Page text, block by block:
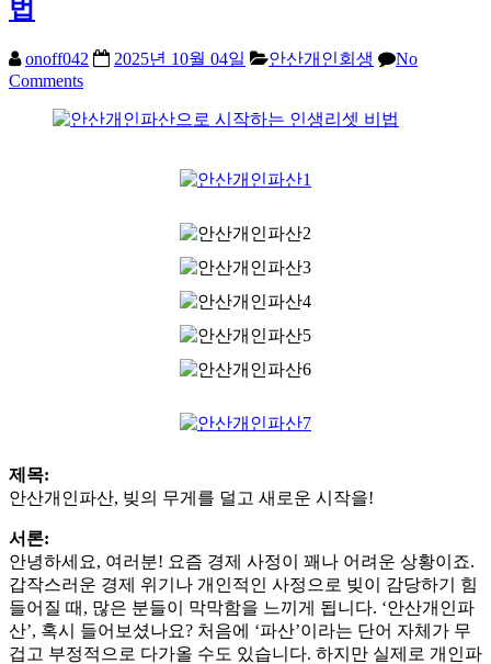
법
onoff042 2025년 10월 04일 안산개인회생
No
Comments
제목:
안산개인파산, 빚의 무게를 덜고 새로운 시작을!
서론:
안녕하세요, 여러분! 요즘 경제 사정이 꽤나 어려운 상황이죠.
갑작스러운 경제 위기나 개인적인 사정으로 빚이 감당하기 힘
들어질 때, 많은 분들이 막막함을 느끼게 됩니다. ‘안산개인파
산’, 혹시 들어보셨나요? 처음에 ‘파산’이라는 단어 자체가 무
겁고 부정적으로 다가올 수도 있습니다. 하지만 실제로 개인파